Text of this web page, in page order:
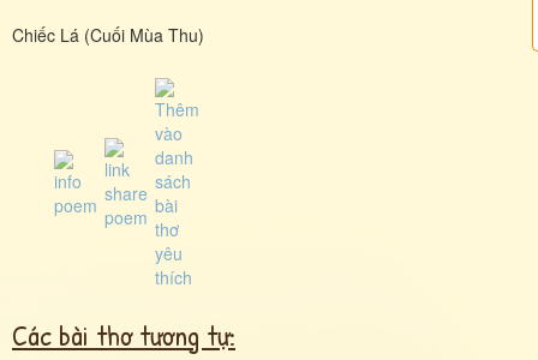
Chiếc Lá (Cuối Mùa Thu)
Các bài thơ tương tự: